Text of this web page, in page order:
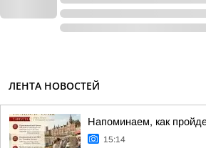
ЛЕНТА НОВОСТЕЙ
Напоминаем, как
15:14